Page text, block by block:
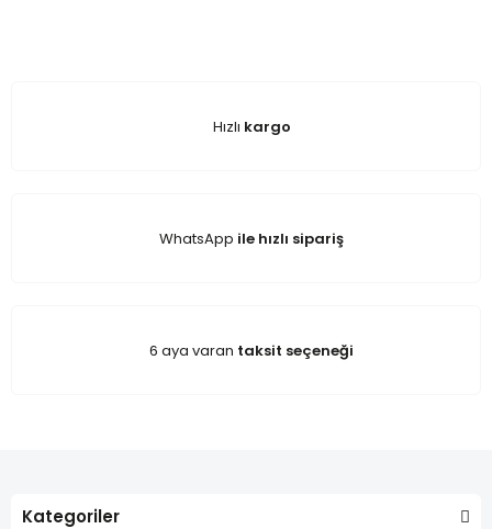
Hızlı kargo
WhatsApp ile hızlı sipariş
6 aya varan taksit seçeneği
Kategoriler